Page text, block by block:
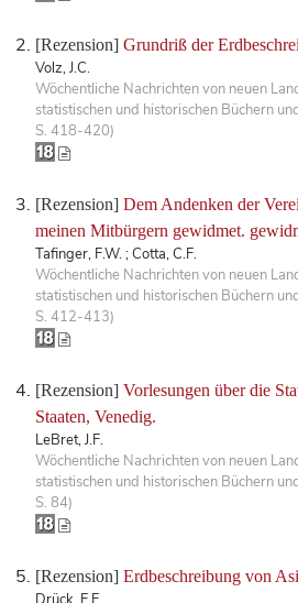
[Rezension] Grundriß der
Volz, J.C.
Wöchentliche Nachrichten von neuen
statistischen und historischen Büchern
S. 418-420)
[Rezension] Dem Andenken der
meinen Mitbürgern gewidmet.
Tafinger, F.W. ; Cotta, C.F.
Wöchentliche Nachrichten von neuen
statistischen und historischen Büchern
S. 412-413)
[Rezension] Vorlesungen über die
Staaten, Venedig.
LeBret, J.F.
Wöchentliche Nachrichten von neuen
statistischen und historischen Büchern
S. 84)
[Rezension] Erdbeschreibung von